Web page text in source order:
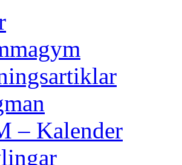
– Kalender